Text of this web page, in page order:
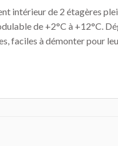
intérieur de 2 étagères
de +2°C à +12°C.
faciles à démonter pour